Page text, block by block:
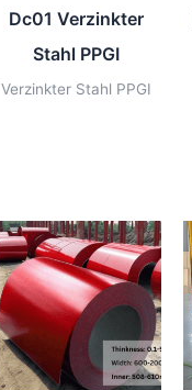
Dc01 Verzinkter
Stahl PPGI
Verzinkter Stahl PPGI